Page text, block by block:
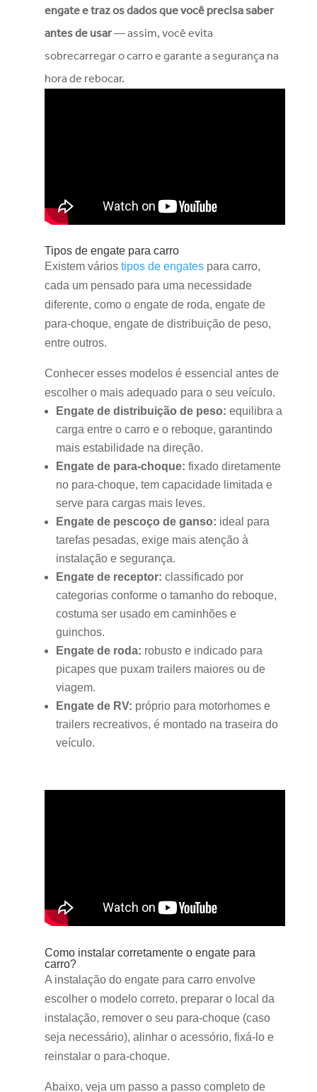
engate e traz os dados que você precisa saber
antes de usar— assim, você evita
sobrecarregar o carro e garante a segurança na
hora de rebocar.
Tipos de engate para carro
Existem vários tipos de engatespara carro,
cada um pensado para uma necessidade
diferente, como o engate de roda, engate de
para-choque, engate de distribuição de peso,
entre outros.
Conhecer esses modelos é essencial antes de
escolher o mais adequado para o seu veículo.
Engate de distribuição de peso: equilibra a
carga entre o carro e o reboque, garantindo
mais estabilidade na direção.
Engate de para-choque: fixado diretamente
no para-choque, tem capacidade limitada e
serve para cargas mais leves.
Engate de pescoço de ganso: ideal para
tarefas pesadas, exige mais atenção à
instalação e segurança.
Engate de receptor: classificado por
categorias conforme o tamanho do reboque,
costuma ser usado em caminhões e
guinchos.
Engate de roda: robusto e indicado para
picapes que puxam trailers maiores ou de
viagem.
Engate de RV: próprio para motorhomes e
trailers recreativos, é montado na traseira do
veículo.
Como instalar corretamente o engate para
carro?
A instalação do engate para carro envolve
escolher o modelo correto, preparar o local da
instalação, remover o seu para-choque (caso
seja necessário), alinhar o acessório, fixá-lo e
reinstalar o para-choque.
Abaixo, veja um passo a passo completo de